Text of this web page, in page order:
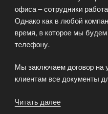
офиса – сотрудники
Однако как в любой
время, в которое мы
телефону.
Мы заключаем договор на
клиентам все документы
Читать далее